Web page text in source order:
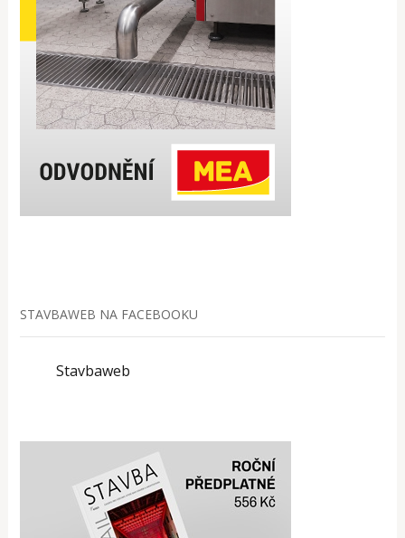
STAVBAWEB NA FACEBOOKU
Stavbaweb